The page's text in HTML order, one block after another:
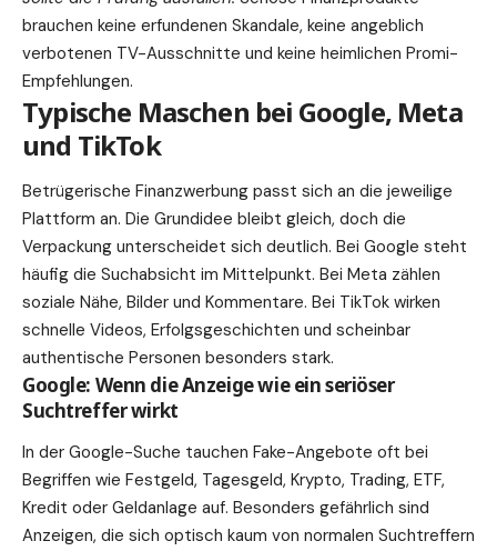
brauchen keine erfundenen Skandale, keine angeblich
verbotenen TV-Ausschnitte und keine heimlichen Promi-
Empfehlungen.
Typische Maschen bei Google, Meta
und TikTok
Betrügerische Finanzwerbung passt sich an die jeweilige
Plattform an. Die Grundidee bleibt gleich, doch die
Verpackung unterscheidet sich deutlich. Bei Google steht
häufig die Suchabsicht im Mittelpunkt. Bei Meta zählen
soziale Nähe, Bilder und Kommentare. Bei TikTok wirken
schnelle Videos, Erfolgsgeschichten und scheinbar
authentische Personen besonders stark.
Google: Wenn die Anzeige wie ein seriöser
Suchtreffer wirkt
In der Google-Suche tauchen Fake-Angebote oft bei
Begriffen wie Festgeld, Tagesgeld, Krypto, Trading, ETF,
Kredit oder Geldanlage auf. Besonders gefährlich sind
Anzeigen, die sich optisch kaum von normalen Suchtreffern